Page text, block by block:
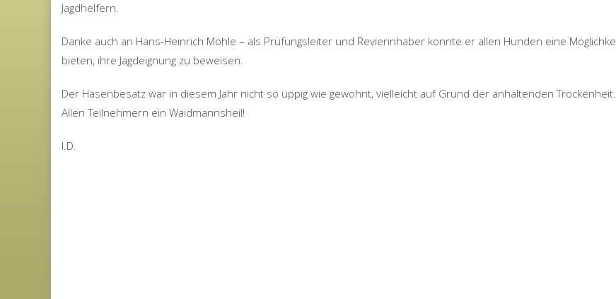
Jagdhelfern.
Danke auch an Hans-Heinrich Möhle – als Prüfungsleiter und Revierinhaber konnte er allen Hunden eine
bieten, ihre Jagdeignung zu beweisen.
Der Hasenbesatz war in diesem Jahr nicht so üppig wie gewohnt, vielleicht auf Grund der anhaltenden Trockenheit.
Allen Teilnehmern ein Waidmannsheil!
I.D.